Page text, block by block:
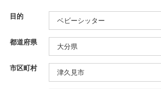
目的
都道府県
市区町村